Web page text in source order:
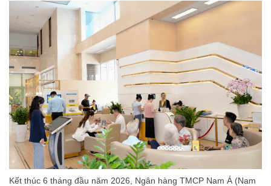
Kết thúc 6 tháng đầu năm 2026, Ngân hàng TMCP Nam Á (Nam